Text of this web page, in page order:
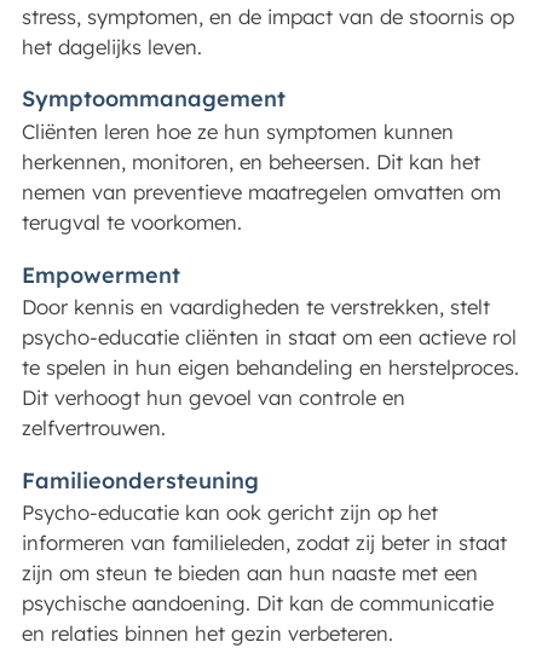
stress, symptomen, en de impact van de stoornis op
het dagelijks leven.
Symptoommanagement
Cliënten leren hoe ze hun symptomen kunnen
herkennen, monitoren, en beheersen. Dit kan het
nemen van preventieve maatregelen omvatten om
terugval te voorkomen.
Empowerment
Door kennis en vaardigheden te verstrekken, stelt
psycho-educatie cliënten in staat om een actieve rol
te spelen in hun eigen behandeling en herstelproces.
Dit verhoogt hun gevoel van controle en
zelfvertrouwen.
Familieondersteuning
Psycho-educatie kan ook gericht zijn op het
informeren van familieleden, zodat zij beter in staat
zijn om steun te bieden aan hun naaste met een
psychische aandoening. Dit kan de communicatie
en relaties binnen het gezin verbeteren.